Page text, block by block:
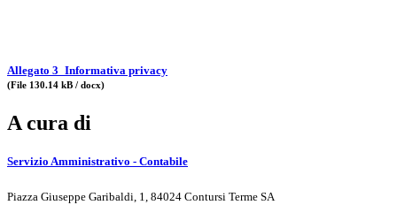
Allegato 3_Informativa privacy
(File 130.14 kB / docx)
A cura di
Servizio Amministrativo - Contabile
Piazza Giuseppe Garibaldi, 1, 84024 Contursi Terme SA